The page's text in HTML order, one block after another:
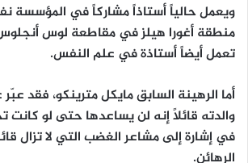
ويعمل حالياً أستاذاً مشاركاً في
منطقة أغورا هيلز في مقاطعة لوس
تعمل أيضاً أستاذة في علم النفس.
أما الرهينة السابق مايكل مترينكو، فقد
والدته قائلاً إنه لن يساعدها حتى لو كانت
في إشارة إلى مشاعر الغضب التي لا تزال
الرهائن.